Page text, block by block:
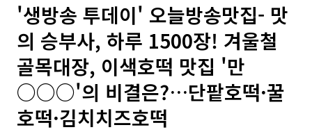
'생방송 투데이' 오늘방송맛집- 맛
의 승부사, 하루 1500장! 겨울철
골목대장, 이색호떡 맛집 '만
○○○'의 비결은?…단팥호떡·꿀
호떡·김치치즈호떡